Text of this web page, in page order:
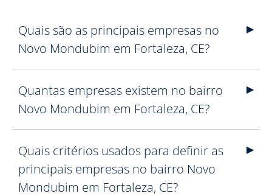
Quais são as principais empresas no
Novo Mondubim em Fortaleza, CE?
Quantas empresas existem no bairro
Novo Mondubim em Fortaleza, CE?
Quais critérios usados para definir as
principais empresas no bairro Novo
Mondubim em Fortaleza, CE?